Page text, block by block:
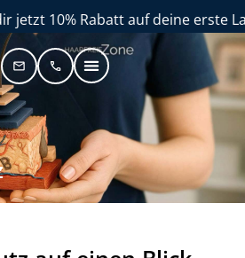
10% Rabatt auf deine erste